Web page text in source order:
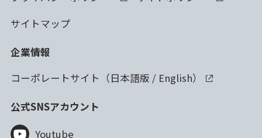
サイトマップ
企業情報
コーポレートサイト（日本語版 / English）
公式SNSアカウント
Youtube